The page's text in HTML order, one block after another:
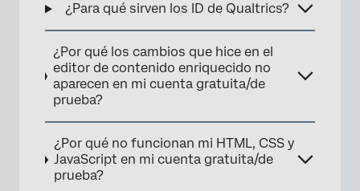
¿Para qué sirven los ID de Qualtrics?
¿Por qué los cambios que hice en el
editor de contenido enriquecido no
aparecen en mi cuenta gratuita/de
prueba?
¿Por qué no funcionan mi HTML, CSS y
JavaScript en mi cuenta gratuita/de
prueba?